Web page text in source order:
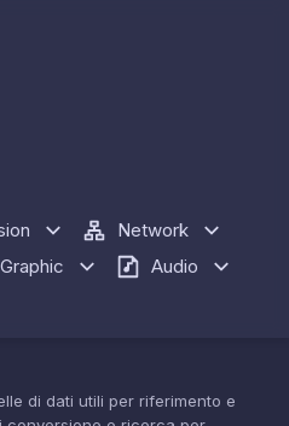
Network
Graphic
Audio
di dati utili per riferimento e